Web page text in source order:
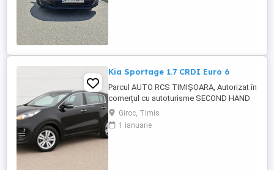
Kia Sportage 1.7 CRDI Euro 6
Parcul AUTO RCS TIMIȘOARA, Autorizat în
comerțul cu autoturisme SECOND HAND
IMPORT, - LIVRARE GRATUITĂ LA
DOMICILIUL CLIENTULUI (200KM) -
Factura se va emite în lei la cursul de
Giroc, Timis
1 ianuarie